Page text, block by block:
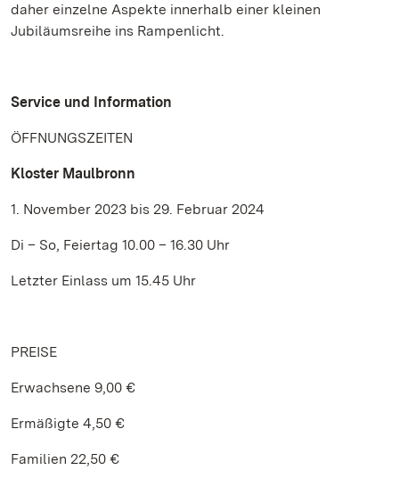
daher einzelne Aspekte innerhalb einer kleinen
Jubiläumsreihe ins Rampenlicht.
Service und Information
ÖFFNUNGSZEITEN
Kloster Maulbronn
1. November 2023 bis 29. Februar 2024
Di – So, Feiertag 10.00 – 16.30 Uhr
Letzter Einlass um 15.45 Uhr
PREISE
Erwachsene 9,00 €
Ermäßigte 4,50 €
Familien 22,50 €